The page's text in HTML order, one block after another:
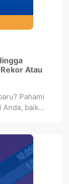
Atau
Pahami
baik...